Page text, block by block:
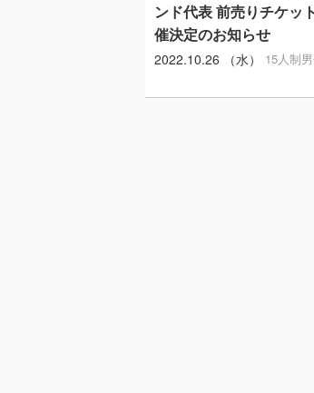
ンド代表 前売りチケ
催決定のお知らせ
2022.10.26 （水） 15人制